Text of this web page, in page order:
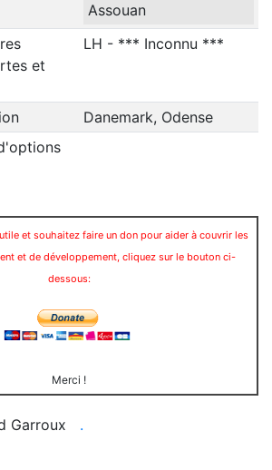
Assouan
et
LH - *** Inconnu ***
Danemark, Odense
et souhaitez faire un don pour aider à couvrir les
et de développement, cliquez sur le bouton ci-
dessous:
Merci !
Garroux .